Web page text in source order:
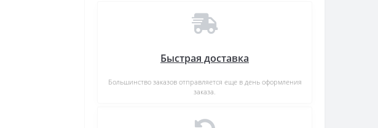
Быстрая доставка
Большинство заказов отправляется еще в день оформления
заказа.